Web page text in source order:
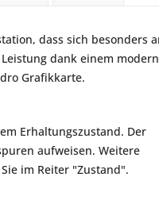
dass sich besonders
dank einem
Grafikkarte.
Erhaltungszustand. Der
aufweisen. Weitere
im Reiter "Zustand".